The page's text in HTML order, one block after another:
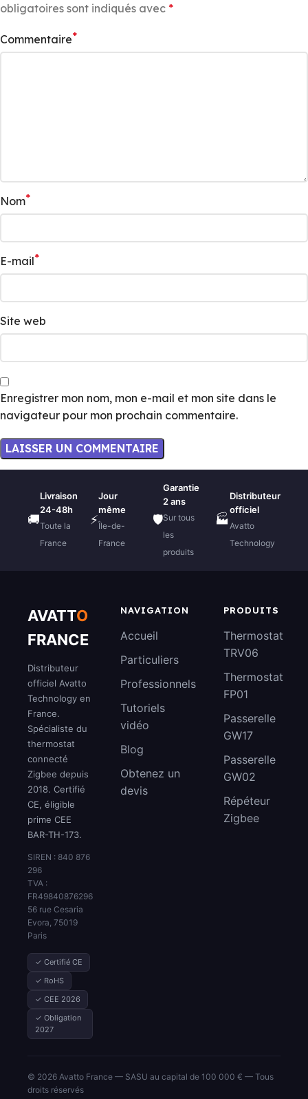
obligatoires sont indiqués avec *
Commentaire*
Nom*
E-mail*
Site web
Enregistrer mon nom, mon e-mail et mon site dans le
navigateur pour mon prochain commentaire.
🚚
Livraison
24-48h
Toute la
France
⚡
Jour
même
Île-de-
France
🛡️
Garantie
2 ans
Sur tous
les
produits
🏭
Distributeur
officiel
Avatto
Technology
AVATTO
FRANCE
Distributeur
officiel Avatto
Technology en
France.
Spécialiste du
thermostat
connecté
Zigbee depuis
2018. Certifié
CE, éligible
prime CEE
BAR-TH-173.
SIREN : 840 876
296
TVA :
FR49840876296
56 rue Cesaria
Evora, 75019
Paris
✓ Certifié CE
✓ RoHS
✓ CEE 2026
✓ Obligation
2027
NAVIGATION
Accueil
Particuliers
Professionnels
Tutoriels
vidéo
Blog
Obtenez un
devis
PRODUITS
Thermostat
TRV06
Thermostat
FP01
Passerelle
GW17
Passerelle
GW02
Répéteur
Zigbee
© 2026 Avatto France — SASU au capital de 100 000 € — Tous
droits réservés